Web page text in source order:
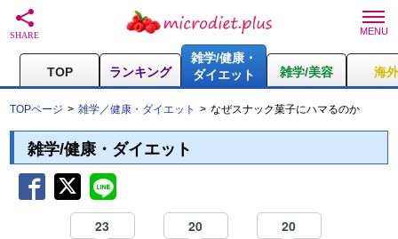
TOP ランキング
雑学/健康・
ダイエット
雑学/美容 海
TOPページ 雑学／健康・ダイエット なぜスナック菓子にハマるのか
雑学/健康・ダイエット
23 20 20